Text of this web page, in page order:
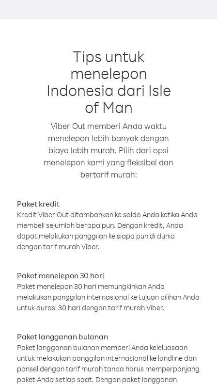
Tips untuk
menelepon
Indonesia dari Isle
of Man
Viber Out memberi Anda waktu
menelepon lebih banyak dengan
biaya lebih murah. Pilih dari opsi
menelepon kami yang fleksibel dan
bertarif murah:
Paket kredit
Kredit Viber Out ditambahkan ke saldo Anda ketika Anda
membeli sejumlah berapa pun. Dengan kredit, Anda
dapat melakukan panggilan ke siapa pun di dunia
dengan tarif murah Viber.
Paket menelepon 30 hari
Paket menelepon 30 hari memungkinkan Anda
melakukan panggilan internasional ke tujuan pilihan Anda
untuk durasi 30 hari dengan tarif murah Viber.
Paket langganan bulanan
Paket langganan bulanan memberi Anda keleluasaan
untuk melakukan panggilan internasional ke landline dan
ponsel dengan tarif murah tanpa harus memperpanjang
paket Anda setiap saat. Dengan paket langganan